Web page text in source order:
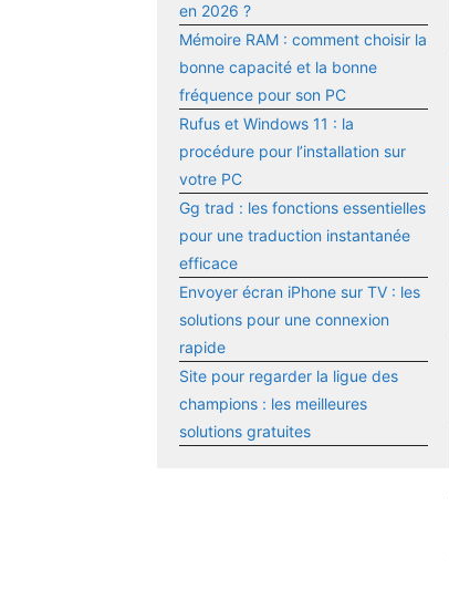
en 2026 ?
Mémoire RAM : comment choisir la
bonne capacité et la bonne
fréquence pour son PC
Rufus et Windows 11 : la
procédure pour l’installation sur
votre PC
Gg trad : les fonctions essentielles
pour une traduction instantanée
efficace
Envoyer écran iPhone sur TV : les
solutions pour une connexion
rapide
Site pour regarder la ligue des
champions : les meilleures
solutions gratuites